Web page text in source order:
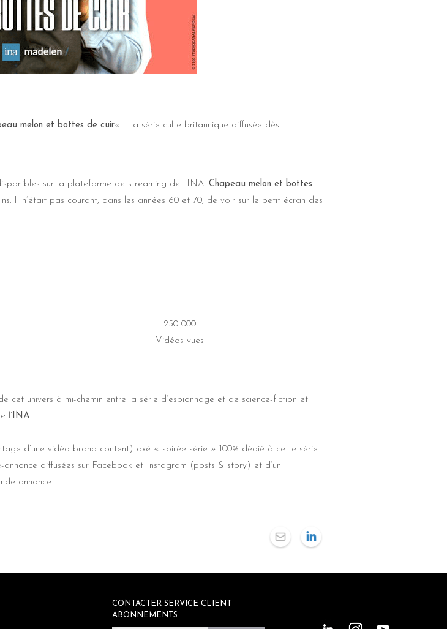
melon et bottes de cuir« . La série culte britannique diffusée dès
sur la plateforme de streaming de l’INA. Chapeau melon et bottes
Il n’était pas courant, dans les années 60 et 70, de voir sur le petit écran des
250 000
Vidéos vues
cet univers à mi-chemin entre la série d’espionnage et de science-fiction et
l’INA.
d’une vidéo brand content) axé « soirée série » 100% dédié à cette série
diffusées sur Facebook et Instagram (posts & story) et d’un
annonce.
CONTACTER SERVICE CLIENT
ABONNEMENTS